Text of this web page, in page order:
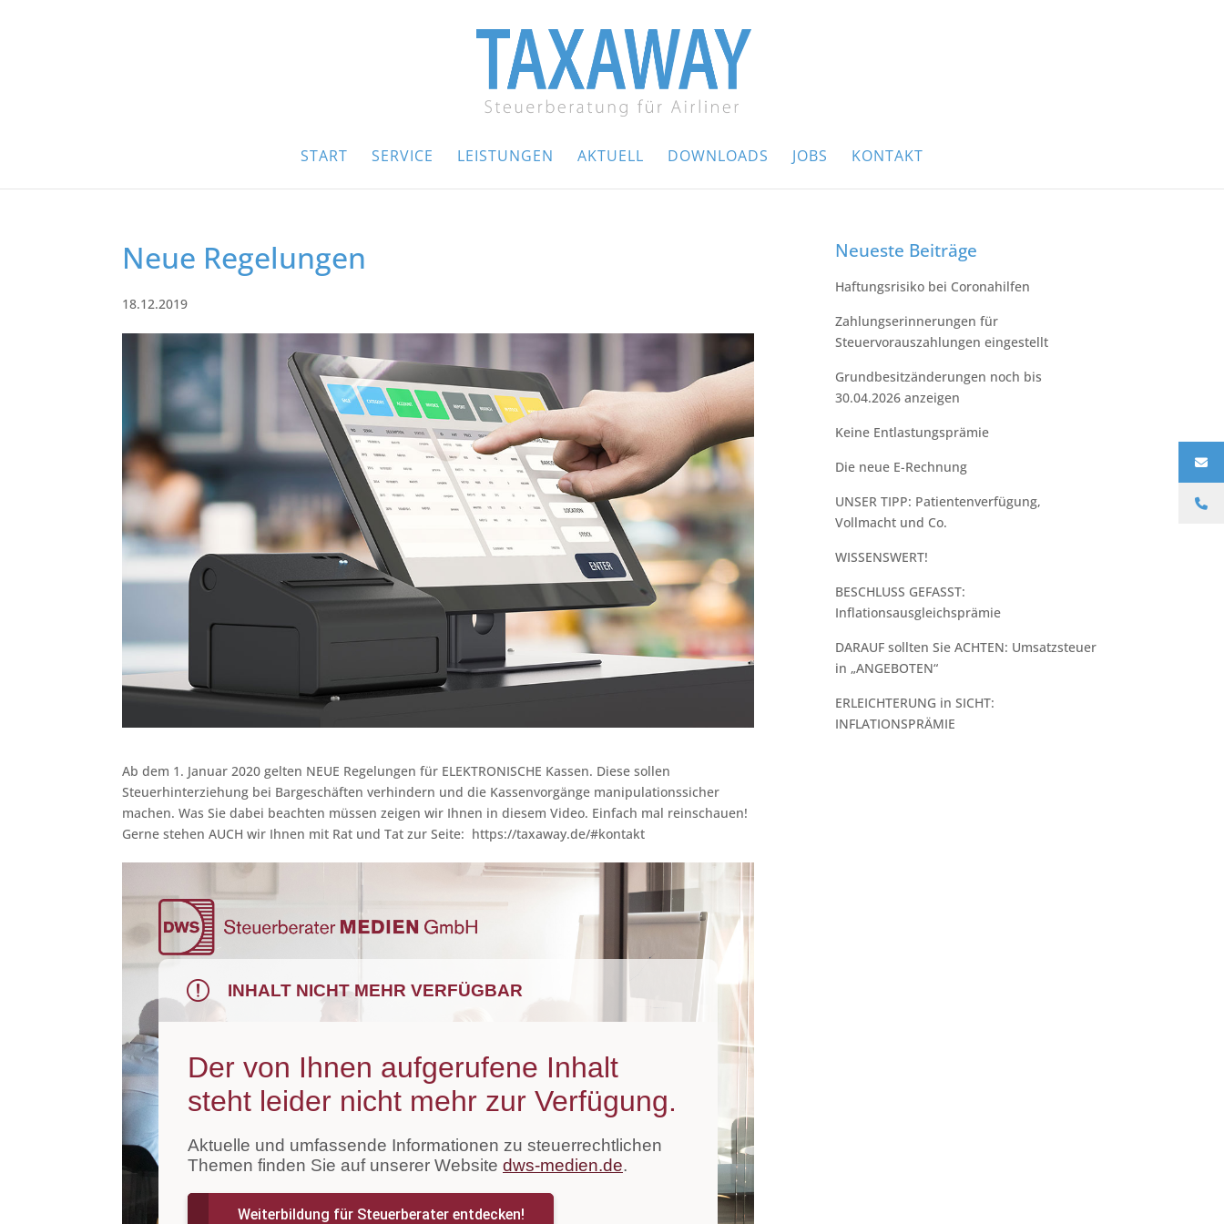
START SERVICE LEISTUNGEN AKTUELL DOWNLOADS JOBS KONTAKT
Neue Regelungen
18.12.2019
Ab dem 1. Januar 2020 gelten NEUE Regelungen für ELEKTRONISCHE Kassen. Diese sollen
Steuerhinterziehung bei Bargeschäften verhindern und die Kassenvorgänge manipulationssicher
machen. Was Sie dabei beachten müssen zeigen wir Ihnen in diesem Video. Einfach mal reinschauen!
Gerne stehen AUCH wir Ihnen mit Rat und Tat zur Seite: https://taxaway.de/#kontakt
Neueste Beiträge
Haftungsrisiko bei Coronahilfen
Zahlungserinnerungen für
Steuervorauszahlungen eingestellt
Grundbesitzänderungen noch bis
30.04.2026 anzeigen
Keine Entlastungsprämie
Die neue E-Rechnung
UNSER TIPP:⁠ Patientenverfügung,
Vollmacht und Co.⁠
WISSENSWERT!
BESCHLUSS GEFASST:
Inflationsausgleichsprämie
DARAUF sollten Sie ACHTEN: Umsatzsteuer
in „ANGEBOTEN“
ERLEICHTERUNG in SICHT:
INFLATIONSPRÄMIE